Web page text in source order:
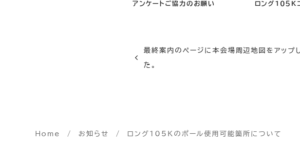
アンケートご協力のお願い ロング１０５
最終案内のページに本会場周辺地図をアップ
た。
Home お知らせ ロング105Kのポール使用可能箇所について